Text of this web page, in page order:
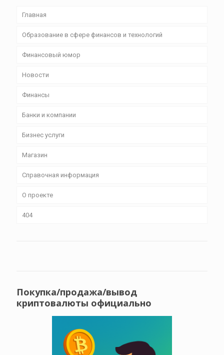
Главная
Образование в сфере финансов и технологий
Финансовый юмор
Новости
Финансы
Банки и компании
Бизнес уcлуги
Магазин
Справочная информация
О проекте
404
Покупка/продажа/вывод
криптовалюты официально